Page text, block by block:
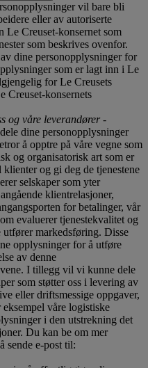
vil bare bli
eller av autoriserte
Le Creuset-konsernet som
som beskrives ovenfor.
dine personopplysninger for
som er lagt inn i Le
for Le Creusets
Creuset-konsernets
og våre leverandører-
dine personopplysninger
å opptre på våre vegne som
og organisatorisk art som er
og gi deg de tjenestene
selskaper som yter
klientrelasjoner,
for betalinger, vår
evaluerer tjenestekvalitet og
markedsføring. Disse
opplysninger for å utføre
av denne
I tillegg vil vi kunne dele
som støtter oss i levering av
eller driftsmessige oppgaver,
våre logistiske
i den utstrekning det
Du kan be om mer
sende e-post til: